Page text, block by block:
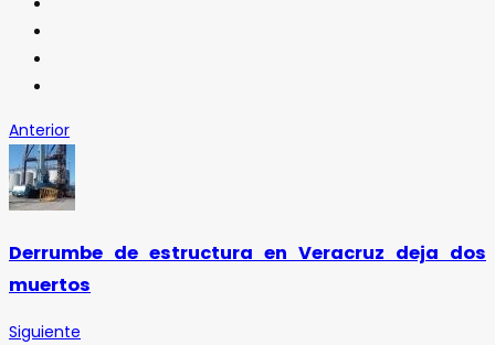
Anterior
Derrumbe de estructura en Veracruz deja dos
muertos
Siguiente